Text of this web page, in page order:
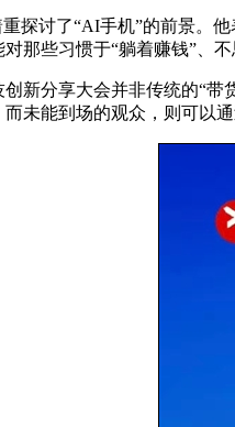
探讨了“AI手机”的前景。
那些习惯于“躺着赚钱”、
新分享大会并非传统的“
未能到场的观众，则可以